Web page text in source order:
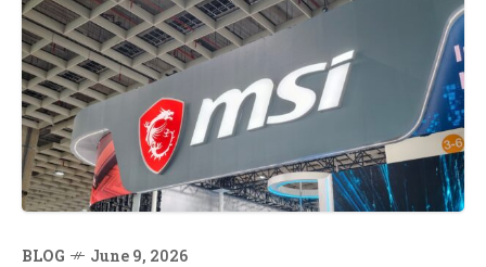
BLOG June 9, 2026